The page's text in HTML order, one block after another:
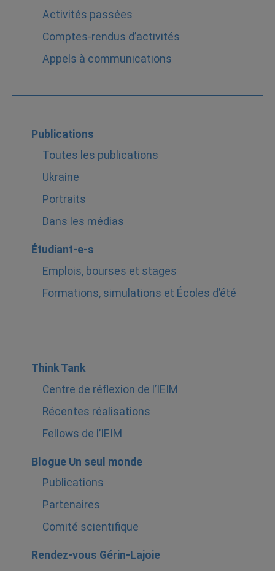
Activités passées
Comptes-rendus d’activités
Appels à communications
Publications
Toutes les publications
Ukraine
Portraits
Dans les médias
Étudiant-e-s
Emplois, bourses et stages
Formations, simulations et Écoles d’été
Think Tank
Centre de réflexion de l’IEIM
Récentes réalisations
Fellows de l’IEIM
Blogue Un seul monde
Publications
Partenaires
Comité scientifique
Rendez-vous Gérin-Lajoie